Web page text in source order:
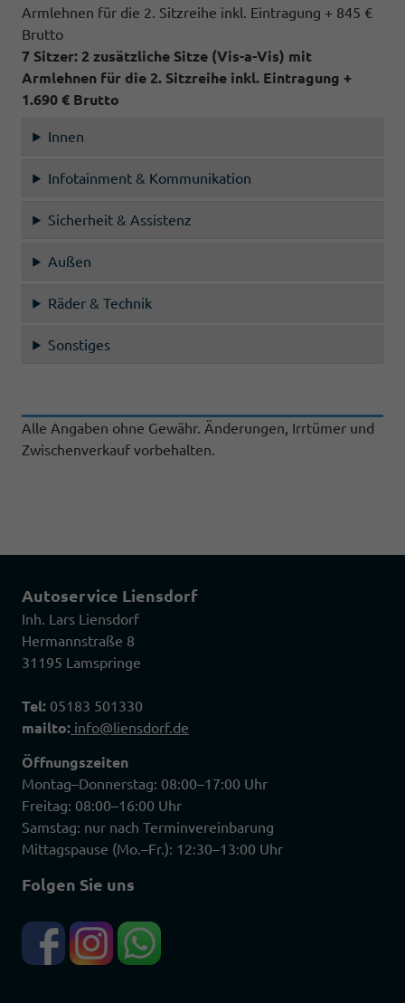
Armlehnen für die 2. Sitzreihe inkl. Eintragung + 845 €
Brutto
7 Sitzer: 2 zusätzliche Sitze (Vis-a-Vis) mit
Armlehnen für die 2. Sitzreihe inkl. Eintragung +
1.690 € Brutto
Innen
Infotainment & Kommunikation
Sicherheit & Assistenz
Außen
Räder & Technik
Sonstiges
Alle Angaben ohne Gewähr. Änderungen, Irrtümer und
Zwischenverkauf vorbehalten.
Autoservice Liensdorf
Inh. Lars Liensdorf
Hermannstraße 8
31195 Lamspringe
Tel: 05183 501330
mailto: info@liensdorf.de
Öffnungszeiten
Montag–Donnerstag: 08:00–17:00 Uhr
Freitag: 08:00–16:00 Uhr
Samstag: nur nach Terminvereinbarung
Mittagspause (Mo.–Fr.): 12:30–13:00 Uhr
Folgen Sie uns